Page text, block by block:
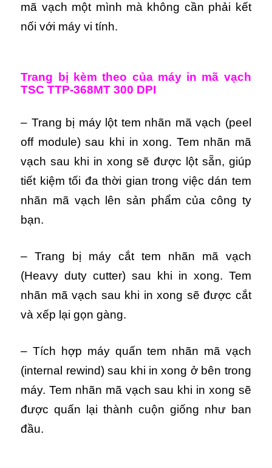
mã vạch một mình mà không cần phải kết
nối với máy vi tính.
Trang bị kèm theo của máy in mã vạch
TSC TTP-368MT 300 DPI
– Trang bị máy lột tem nhãn mã vạch (peel
off module)sau khi in xong. Tem nhãn mã
vạch sau khi in xong sẽ được lột sẵn, giúp
tiết kiệm tối đa thời gian trong việc dán tem
nhãn mã vạch lên sản phẩm của công ty
bạn.
– Trang bị máy cắt tem nhãn mã vạch
(Heavy duty cutter)sau khi in xong. Tem
nhãn mã vạch sau khi in xong sẽ được cắt
và xếp lại gọn gàng.
– Tích hợp máy quấn tem nhãn mã vạch
(internal rewind)sau khi in xong ở bên trong
máy. Tem nhãn mã vạch sau khi in xong sẽ
được quấn lại thành cuộn giống như ban
đầu.